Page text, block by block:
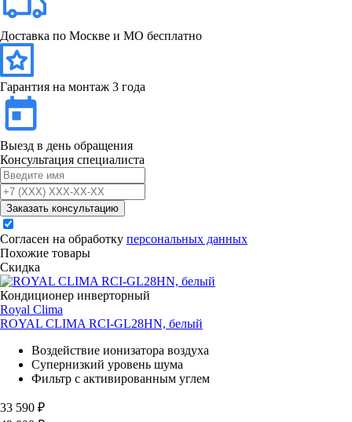
Доставка по Москве и МО бесплатно
Гарантия на монтаж 3 года
Выезд в день обращения
Консультация специалиста
Заказать консультацию
Согласен на обработку персональных данных
Похожие товары
Скидка
Кондиционер инверторный
Royal Clima
ROYAL CLIMA RCI-GL28HN, белый
Воздействие ионизатора воздуха
Супернизкий уровень шума
Фильтр с активированным углем
33 590 ₽